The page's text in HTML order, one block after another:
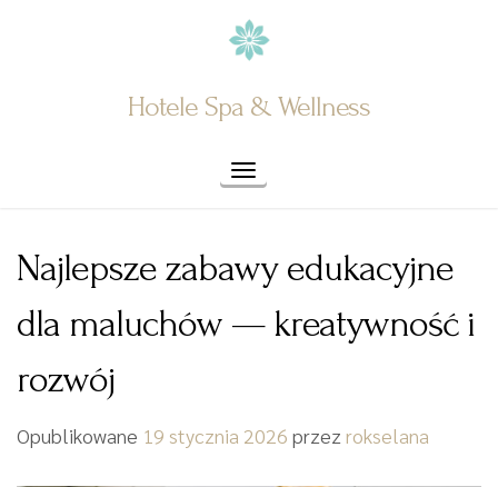
Hotele Spa & Wellness
Toggle navigation
Najlepsze zabawy edukacyjne
dla maluchów — kreatywność i
rozwój
Opublikowane 19 stycznia 2026 przez rokselana